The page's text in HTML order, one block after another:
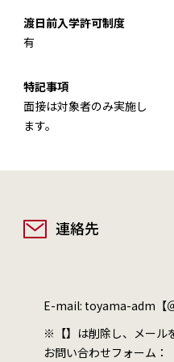
渡日前入学許可制度
有
特記事項
面接は対象者のみ実施し
ます。
連絡先
E-mail: toyama-adm【
※【】は削除し、メール
お問い合わせフォーム：